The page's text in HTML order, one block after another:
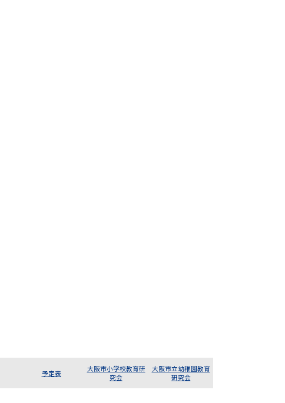
予定表
大阪市小学校教育研
究会
大阪市立幼稚園教育
研究会